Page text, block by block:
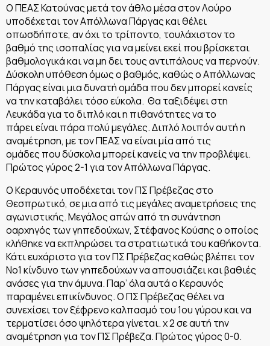
Ο ΠΕΑΣ Κατούνας μετά τον άθλο μέσα στον Λούρο
υποδέχεται τον Απόλλωνα Πάργας και θέλει
οπωσδήποτε, αν όχι το τρίποντο, τουλάχιστον το
βαθμό της ισοπαλίας για να μείνει εκεί που βρίσκεται
βαθμολογικά και να μη δει τους αντιπάλους να περνούν.
Δύσκολη υπόθεση όμως ο βαθμός, καθώς ο Απόλλωνας
Πάργας είναι μια δυνατή ομάδα που δεν μπορεί κανείς
να την καταβάλει τόσο εύκολα. Θα ταξιδέψει στη
Λευκάδα για το διπλό και η πιθανότητες να το
πάρει είναι πάρα πολύ μεγάλες. Διπλό λοιπόν αυτή η
αναμέτρηση, με τον ΠΕΑΣ να είναι μία από τις
ομάδες που δύσκολα μπορεί κανείς να την προβλέψει.
Πρώτος γύρος 2-1 για τον Απόλλωνα Πάργας.
Ο Κεραυνός υποδέχεται τον ΠΣ Πρέβεζας στο
Θεσπρωτικό, σε μια από τις μεγάλες αναμετρήσεις της
αγωνιστικής. Μεγάλος απών από τη συνάντηση
οαρχηγός των γηπεδούχων, Στέφανος Κούσης ο οποίος
κλήθηκε να εκπληρώσει τα στρατιωτικά του καθήκοντα.
Κάτι ευχάριστο για τον ΠΣ Πρέβεζας καθώς βλέπει τον
Νο1 κίνδυνο των γηπεδούχων να απουσιάζει και βαθιές
ανάσες για την άμυνα. Παρ’ όλα αυτά ο Κεραυνός
παραμένει επικίνδυνος. Ο ΠΣ Πρέβεζας θέλει να
συνεχίσει τον ξέφρενο καλπασμό του 1ου γύρου και να
τερματίσει όσο ψηλότερα γίνεται. χ 2 σε αυτή την
αναμέτρηση για τον ΠΣ Πρέβεζα. Πρώτος γύρος 0-0.